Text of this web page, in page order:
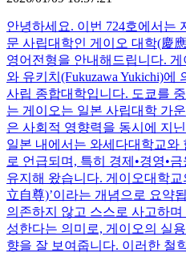
안녕하세요. 이번 724호에서는
문 사립대학인 게이오 대학(慶
영어전형을 안내해드립니다.
와 유키치(Fukuzawa Yukichi)에
사립 종합대학입니다. 도쿄를
는 게이오는 일본 사립대학 가
은 사회적 영향력을 동시에 지
일본 내에서는 와세다대학교와
로 언급되며, 특히 경제•경영•
유지해 왔습니다. 게이오대학
立自尊)’이라는 개념으로 요약
의존하지 않고 스스로 사고하
성한다는 의미로, 게이오의 실
향을 잘 보여줍니다. 이러한 철